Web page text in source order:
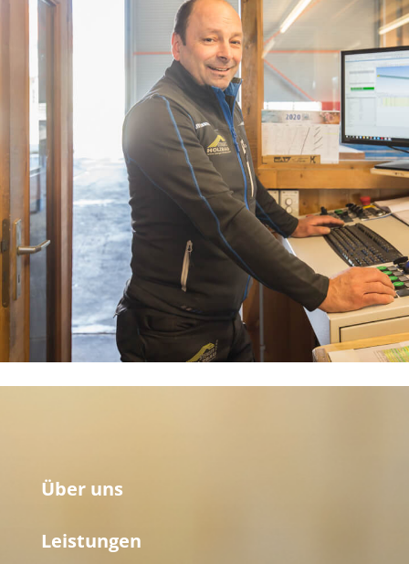
Über uns
Leistungen